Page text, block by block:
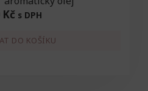
Kč s DPH
DO KOŠÍKU